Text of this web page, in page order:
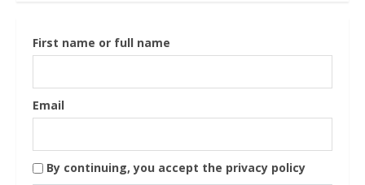
First name or full name
Email
By continuing, you accept the privacy policy